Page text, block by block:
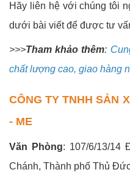
Hãy liên hệ với chúng tôi
dưới bài viết để được tư
>>>Tham khảo thêm:
chất lượng cao, giao hàng
CÔNG TY TNHH SẢN
- ME
Văn Phòng: 107/6/13/14
Chánh, Thành phố Thủ